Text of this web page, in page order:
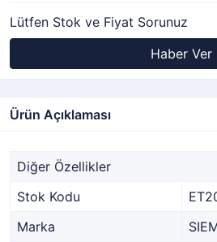
Lütfen Stok ve Fiyat Sorunuz
Haber Ver
Ürün Açıklaması
Diğer Özellikler
Stok Kodu
Marka